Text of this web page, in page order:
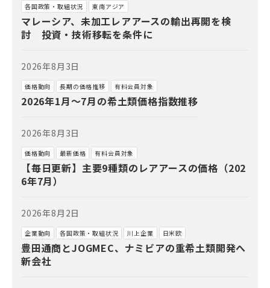
各国政策・取組状況 東南アジア
マレーシア、未加工レアアースの輸出再開を検
討 投資・技術移転を条件に
2026年8月3日
価格動向 長期の価格推移 有料会員対象
2026年1月～7月の希土類価格指数推移
2026年8月3日
価格動向 最新価格 有料会員対象
【毎日更新】主要9種類のレアアースの価格（202
6年7月）
2026年8月2日
企業動向 各国政策・取組状況 川上企業 日米欧
豊田通商とJOGMEC、ナミビアの重希土類開発へ
新会社